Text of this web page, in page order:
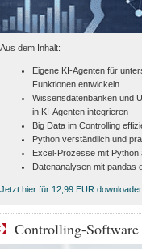
Aus dem Inhalt:
Eigene KI-Agenten für
Funktionen entwickeln
Wissensdatenbanken und
in KI-Agenten integrieren
Big Data im Controlling
Python verständlich und
Excel-Prozesse mit Python
Datenanalysen mit pandas
Jetzt hier für 12,99 EUR
Controlling-Software